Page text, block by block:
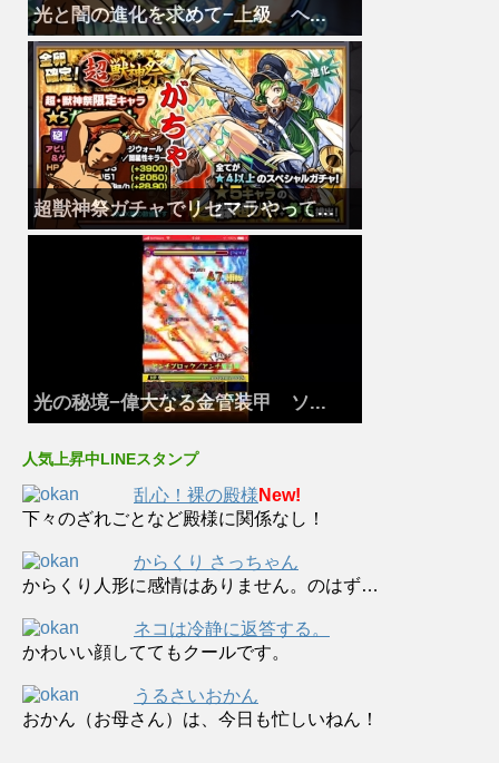
光と闇の進化を求めて−上級 ヘ...
超獣神祭ガチャでリセマラやって...
光の秘境−偉大なる金管装甲 ソ...
人気上昇中LINEスタンプ
乱心！裸の殿様 New!
下々のざれごとなど殿様に関係なし！
からくり さっちゃん
からくり人形に感情はありません。のはず…
ネコは冷静に返答する。
かわいい顔しててもクールです。
うるさいおかん
おかん（お母さん）は、今日も忙しいねん！